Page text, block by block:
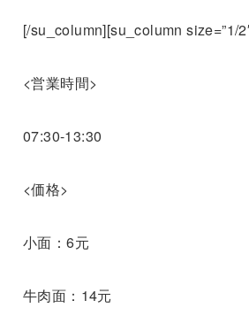
[/su_column][su_column size=”1/
<営業時間>
07:30-13:30
<価格>
小面：6元
牛肉面：14元